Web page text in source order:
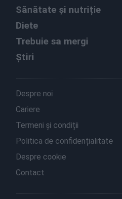
Sănătate și nutriție
Diete
Trebuie sa mergi
Știri
Despre noi
Cariere
Termeni și condiții
Politica de confidențialitate
Despre cookie
Contact